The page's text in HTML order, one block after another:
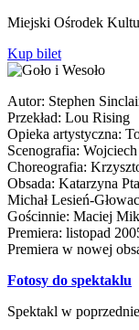
Miejski Ośrodek
Kup bilet
Autor: Stephen
Przekład: Lou Rising
Opieka artystyczna:
Scenografia:
Choreografia:
Obsada: Katarzyna
Michał Lesień-
Gościnnie: Maciej
Premiera: listopad
Premiera w nowej
Fotosy do spektaklu
Spektakl w